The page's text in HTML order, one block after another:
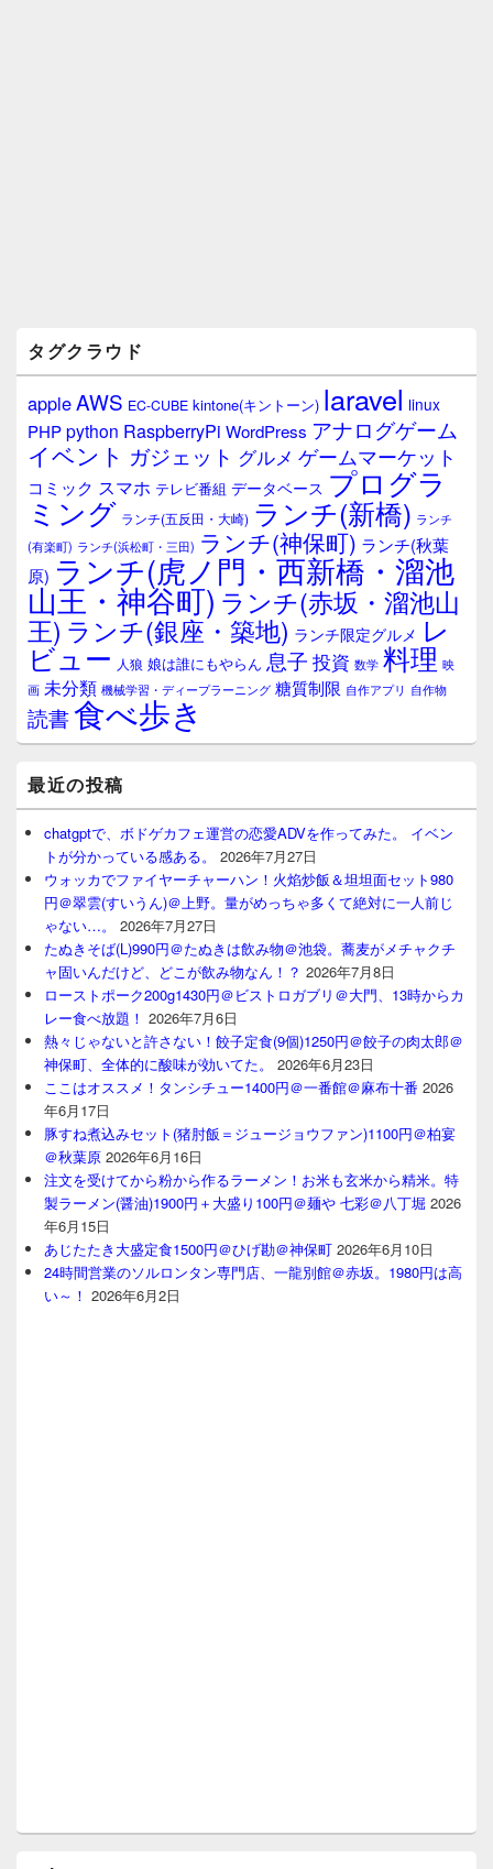
タグクラウド
appleAWS EC-CUBE kintone(キントーン) laravel linux
PHPpython RaspberryPi WordPress アナログゲーム
イベント ガジェット グルメ ゲームマーケット
コミック スマホ テレビ番組 データベース プログラ
ミング ランチ(五反田・大崎) ランチ(新橋) ランチ
(有楽町) ランチ(浜松町・三田) ランチ(神保町) ランチ(秋葉
原) ランチ(虎ノ門・西新橋・溜池
山王・神谷町) ランチ(赤坂・溜池山
王) ランチ(銀座・築地) ランチ限定グルメ レ
ビュー 人狼 娘は誰にもやらん 息子 投資 数学 料理 映
画 未分類 機械学習・ディープラーニング 糖質制限 自作アプリ 自作物
読書食べ歩き
最近の投稿
chatgptで、ボドゲカフェ運営の恋愛ADVを作ってみた。 イベン
トが分かっている感ある。
2026年7月27日
ウォッカでファイヤーチャーハン！火焰炒飯＆坦坦面セット980
円＠翠雲(すいうん)＠上野。量がめっちゃ多くて絶対に一人前じ
ゃない…。
2026年7月27日
たぬきそば(L)990円＠たぬきは飲み物＠池袋。蕎麦がメチャクチ
ャ固いんだけど、どこが飲み物なん！？ 2026年7月8日
ローストポーク200g1430円＠ビストロガブリ＠大門、13時からカ
レー食べ放題！ 2026年7月6日
熱々じゃないと許さない！餃子定食(9個)1250円＠餃子の肉太郎＠
神保町、全体的に酸味が効いてた。
2026年6月23日
ここはオススメ！タンシチュー1400円＠一番館＠麻布十番 2026
年6月17日
豚すね煮込みセット(猪肘飯＝ジュージョウファン)1100円＠柏宴
＠秋葉原 2026年6月16日
注文を受けてから粉から作るラーメン！お米も玄米から精米。特
製ラーメン(醤油)1900円＋大盛り100円＠麺や 七彩＠八丁堀 2026
年6月15日
あじたたき大盛定食1500円＠ひげ勘＠神保町 2026年6月10日
24時間営業のソルロンタン専門店、一龍別館＠赤坂。1980円は高
い～！ 2026年6月2日